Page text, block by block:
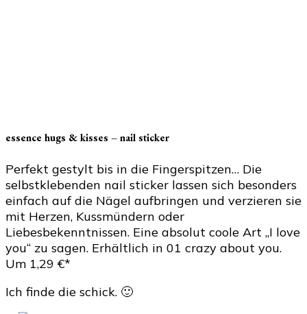
essence hugs & kisses – nail sticker
Perfekt gestylt bis in die Fingerspitzen… Die
selbstklebenden nail sticker lassen sich besonders
einfach auf die Nägel aufbringen und verzieren sie
mit Herzen, Kussmündern oder
Liebesbekenntnissen. Eine absolut coole Art „I love
you“ zu sagen. Erhältlich in 01 crazy about you.
Um 1,29 €*
Ich finde die schick. 🙂